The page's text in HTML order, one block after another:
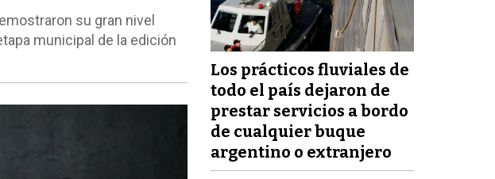
su gran nivel
municipal de la edición
Los prácticos fluviales de
todo el país dejaron de
prestar servicios a bordo
de cualquier buque
argentino o extranjero